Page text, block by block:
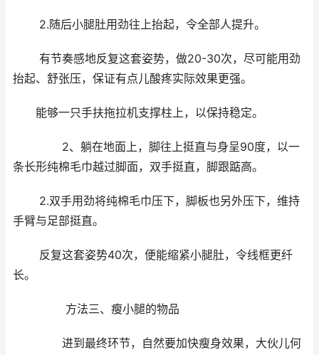
2.随后小腿肚用劲往上抬起，令全部人提升。
有节奏感地反复这套姿势，做20-30次，尽可能用劲
抬起、舒张压，保证有点儿酸疼实际效果更强。
能够一只手扶拖拉机支撑柱上，以保持稳定。
2、躺在地面上，脚往上挺直与身呈90度，以一
条长形纯棉毛巾越过脚面，双手挺直，脚跟踮高。
2.双手用劲将纯棉毛巾压下，脚板也另外压下，维持
手臂与足部挺直。
反复这套姿势40次，便能缩紧小腿肚，令线框更纤
长。
方法三、瘦小腿的物品
进到最终环节，自然要加快瘦身效果，大伙儿何